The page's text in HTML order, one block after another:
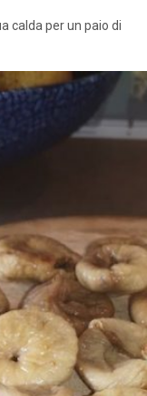
calda per un paio di